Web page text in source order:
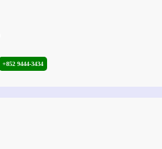
+852 9444-3434